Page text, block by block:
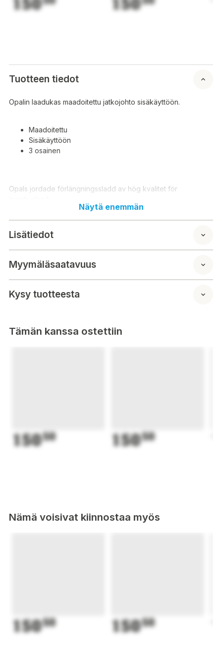
Tuotteen tiedot
Opalin laadukas maadoitettu jatkojohto sisäkäyttöön.
Maadoitettu
Sisäkäyttöön
3 osainen
Opals jordade förlängningssladd av hög kvalitet för
För inomhusbruk
3 del
Näytä enemmän
Lisätiedot
Myymäläsaatavuus
Kysy tuotteesta
Tämän kanssa ostettiin
15050 15050
Nämä voisivat kiinnostaa myös
15050 15050